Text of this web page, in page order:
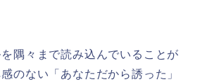
隅々まで読み込んでいることが
のない「あなただから誘った」